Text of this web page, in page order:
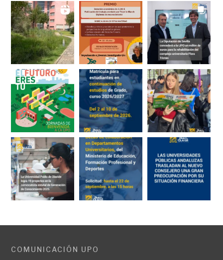
COMUNICACIÓN UPO